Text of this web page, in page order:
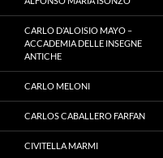
CARLO D’ALOISIO MAYO –
ACCADEMIA DELLE INSEGNE
ANTICHE
CARLO MELONI
CARLOS CABALLERO FARFAN
CIVITELLA MARMI